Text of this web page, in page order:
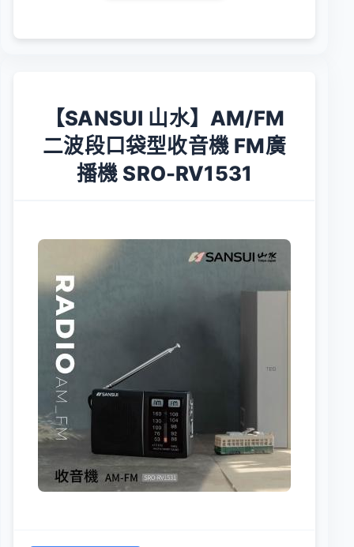
【SANSUI 山水】AM/FM
二波段口袋型收音機 FM廣
播機 SRO-RV1531